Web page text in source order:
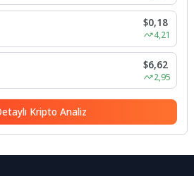
$0,18
4,21
$6,62
2,95
Kripto Analiz